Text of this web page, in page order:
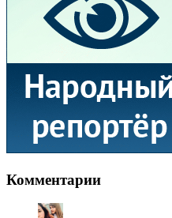
Комментарии